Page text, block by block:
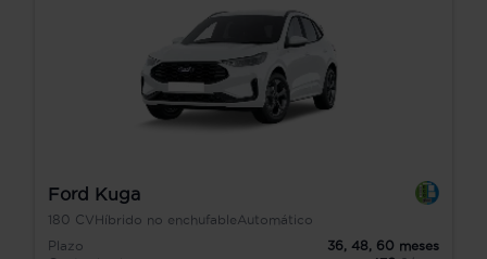
Ford Kuga
180 CV Híbrido no enchufableAutomático
Plazo
36, 48, 60 meses